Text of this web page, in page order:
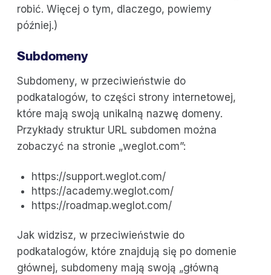
robić. Więcej o tym, dlaczego, powiemy
później.)
Subdomeny
Subdomeny, w przeciwieństwie do
podkatalogów, to części strony internetowej,
które mają swoją unikalną nazwę domeny.
Przykłady struktur URL subdomen można
zobaczyć na stronie „weglot.com”:
https://support.weglot.com/
https://academy.weglot.com/
https://roadmap.weglot.com/
Jak widzisz, w przeciwieństwie do
podkatalogów, które znajdują się po domenie
głównej, subdomeny mają swoją „główną